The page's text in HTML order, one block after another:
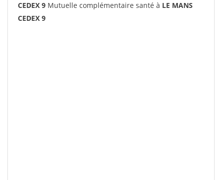
CEDEX 9 Mutuelle complémentaire santé à LE MANS
CEDEX 9